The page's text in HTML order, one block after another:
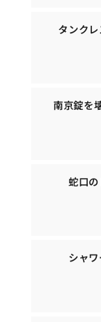
タンク
南京錠を
蛇口
シャ